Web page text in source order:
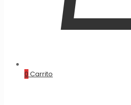
0 Carrito